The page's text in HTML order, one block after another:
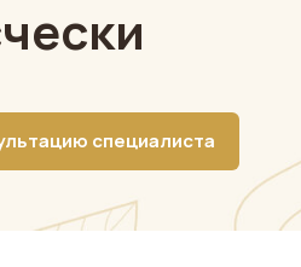
специалиста